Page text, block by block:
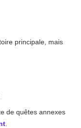
principale, mais
de quêtes annexes
.